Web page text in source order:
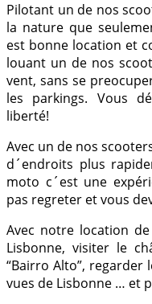
Pilotant un de nos
la nature que
est bonne location et
louant un de nos
vent, sans se
les parkings. Vous
liberté!
Avec un de nos
d´endroits plus
moto c´est une
pas regreter et vous
Avec notre location
Lisbonne, visiter le
“Bairro Alto”, regarder
vues de Lisbonne … et